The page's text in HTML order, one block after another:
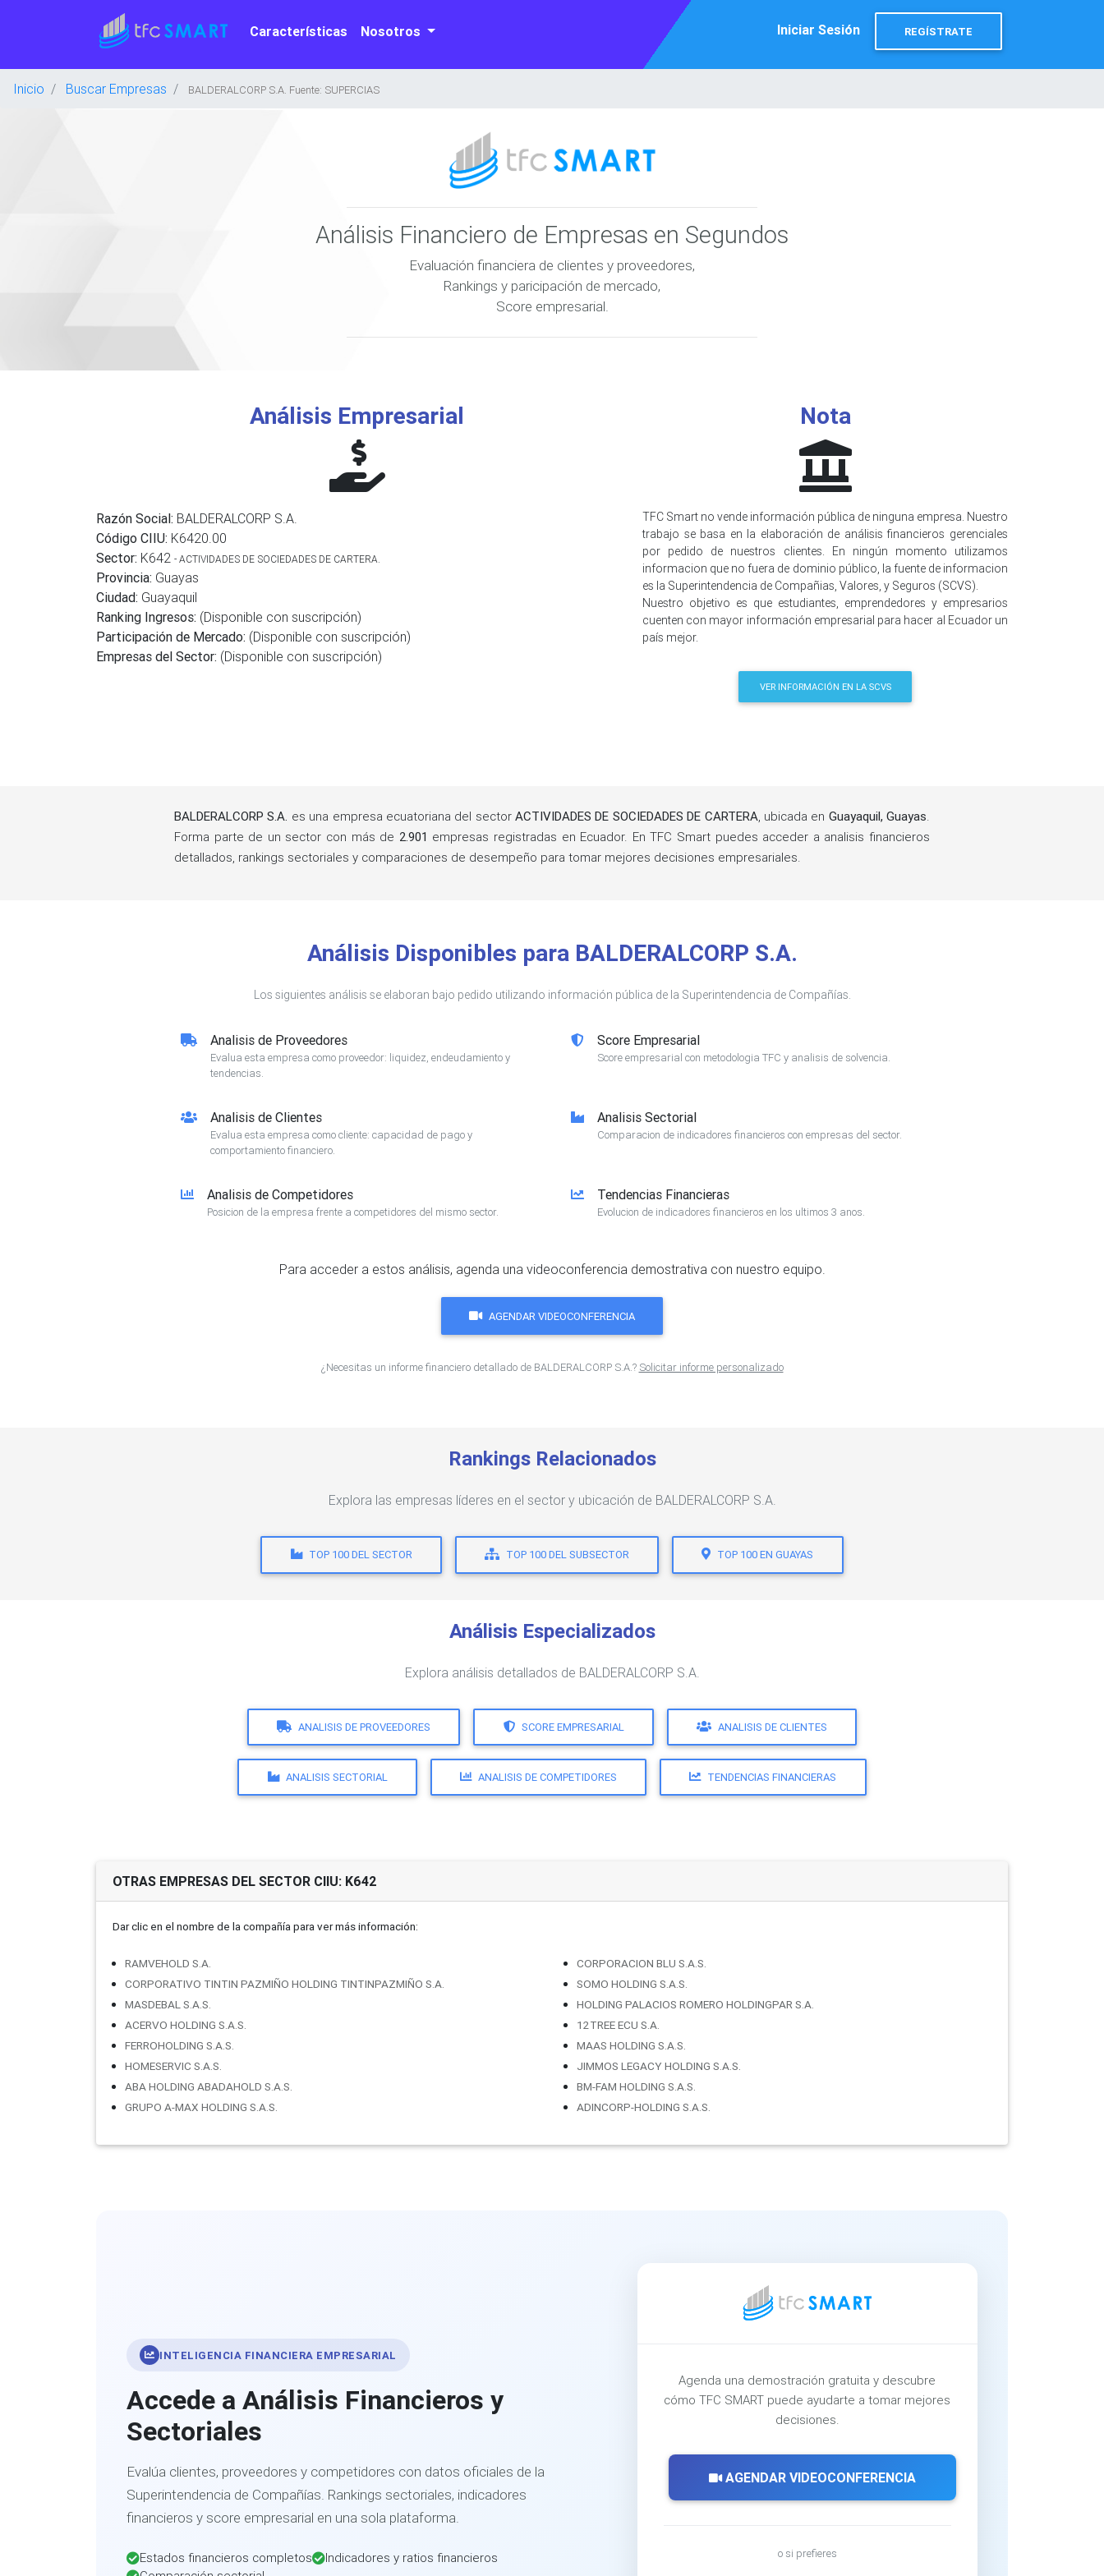
Características Nosotros Iniciar Sesión REGÍSTRATE
Inicio Buscar Empresas BALDERALCORP S.A. Fuente: SUPERCIAS
Análisis Financiero de Empresas en Segundos
Evaluación financiera de clientes y proveedores,
Rankings y paricipación de mercado,
Score empresarial.
Análisis Empresarial
Razón Social: BALDERALCORP S.A.
Código CIIU: K6420.00
Sector: K642 - ACTIVIDADES DE SOCIEDADES DE CARTERA.
Provincia: Guayas
Ciudad: Guayaquil
Ranking Ingresos: (Disponible con suscripción)
Participación de Mercado: (Disponible con suscripción)
Empresas del Sector: (Disponible con suscripción)
Nota
TFC Smart no vende información pública de ninguna empresa. Nuestro
trabajo se basa en la elaboración de análisis financieros gerenciales
por pedido de nuestros clientes. En ningún momento utilizamos
informacion que no fuera de dominio público, la fuente de informacion
es la Superintendencia de Compañias, Valores, y Seguros (SCVS).
Nuestro objetivo es que estudiantes, emprendedores y empresarios
cuenten con mayor información empresarial para hacer al Ecuador un
país mejor.
VER INFORMACIÓN EN LA SCVS
BALDERALCORP S.A. es una empresa ecuatoriana del sector ACTIVIDADES DE SOCIEDADES DE CARTERA, ubicada en Guayaquil, Guayas.
Forma parte de un sector con más de 2.901 empresas registradas en Ecuador. En TFC Smart puedes acceder a analisis financieros
detallados, rankings sectoriales y comparaciones de desempeño para tomar mejores decisiones empresariales.
Análisis Disponibles para BALDERALCORP S.A.
Los siguientes análisis se elaboran bajo pedido utilizando información pública de la Superintendencia de Compañías.
Analisis de Proveedores
Evalua esta empresa como proveedor: liquidez, endeudamiento y
tendencias.
Score Empresarial
Score empresarial con metodologia TFC y analisis de solvencia.
Analisis de Clientes
Evalua esta empresa como cliente: capacidad de pago y
comportamiento financiero.
Analisis Sectorial
Comparacion de indicadores financieros con empresas del sector.
Analisis de Competidores
Posicion de la empresa frente a competidores del mismo sector.
Tendencias Financieras
Evolucion de indicadores financieros en los ultimos 3 anos.
Para acceder a estos análisis, agenda una videoconferencia demostrativa con nuestro equipo.
AGENDAR VIDEOCONFERENCIA
¿Necesitas un informe financiero detallado de BALDERALCORP S.A.? Solicitar informe personalizado
Rankings Relacionados
Explora las empresas líderes en el sector y ubicación de BALDERALCORP S.A.
TOP 100 DEL SECTOR TOP 100 DEL SUBSECTOR TOP 100 EN GUAYAS
Análisis Especializados
Explora análisis detallados de BALDERALCORP S.A.
ANALISIS DE PROVEEDORES SCORE EMPRESARIAL ANALISIS DE CLIENTES
ANALISIS SECTORIAL ANALISIS DE COMPETIDORES TENDENCIAS FINANCIERAS
OTRAS EMPRESAS DEL SECTOR CIIU: K642
Dar clic en el nombre de la compañí­a para ver más información:
RAMVEHOLD S.A.
CORPORATIVO TINTIN PAZMIÑO HOLDING TINTINPAZMIÑO S.A.
MASDEBAL S.A.S.
ACERVO HOLDING S.A.S.
FERROHOLDING S.A.S.
HOMESERVIC S.A.S.
ABA HOLDING ABADAHOLD S.A.S.
GRUPO A-MAX HOLDING S.A.S.
CORPORACION BLU S.A.S.
SOMO HOLDING S.A.S.
HOLDING PALACIOS ROMERO HOLDINGPAR S.A.
12TREE ECU S.A.
MAAS HOLDING S.A.S.
JIMMOS LEGACY HOLDING S.A.S.
BM-FAM HOLDING S.A.S.
ADINCORP-HOLDING S.A.S.
INTELIGENCIA FINANCIERA EMPRESARIAL
Accede a Análisis Financieros y
Sectoriales
Evalúa clientes, proveedores y competidores con datos oficiales de la
Superintendencia de Compañías. Rankings sectoriales, indicadores
financieros y score empresarial en una sola plataforma.
Estados financieros completos
Indicadores y ratios financieros
Agenda una demostración gratuita y descubre
cómo TFC SMART puede ayudarte a tomar mejores
decisiones.
AGENDAR VIDEOCONFERENCIA
o si prefieres